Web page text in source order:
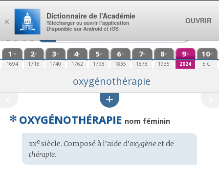
Aller au contenu
1 re
1694
2e
1718
3e
1740
4e
1762
5e
1798
6e
1835
7e
1878
8e
1935
9e
2024
10e
E.C.
oxygénothérapie
✻ OXYGÉNOTHÉRAPIE nom féminin
Étymologie
:
xxesiècle. Composé à l’aide d’oxygèneet de
thérapie.
×
Dictionnaire de l’Académie
Télécharger ou ouvrir l’application
Disponible sur Android et iOS
OUVRIR